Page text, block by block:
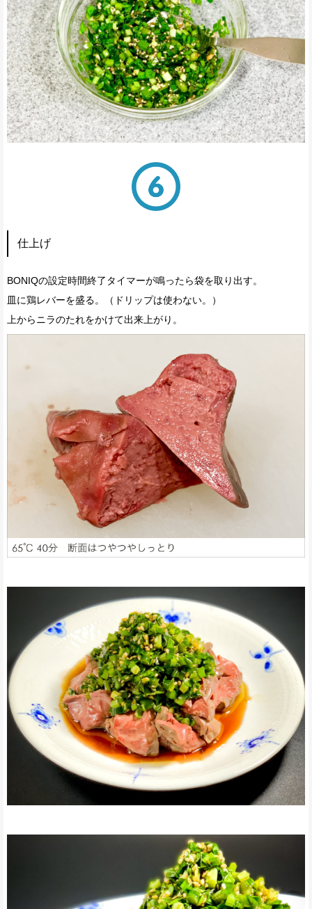
仕上げ
BONIQの設定時間終了タイマーが鳴ったら袋を取り出す。
皿に鶏レバーを盛る。（ドリップは使わない。）
上からニラのたれをかけて出来上がり。